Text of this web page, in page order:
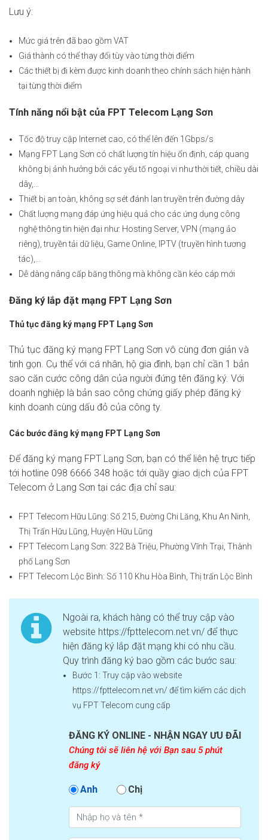
Lưu ý:
Mức giá trên đã bao gồm VAT
Giá thành có thể thay đổi tùy vào từng thời điểm
Các thiết bị đi kèm được kinh doanh theo chính sách hiện hành
tại từng thời điểm
Tính năng nổi bật của FPT Telecom Lạng Sơn
Tốc độ truy cập Internet cao, có thể lên đến 1Gbps/s
Mạng FPT Lạng Sơn có chất lượng tín hiệu ổn định, cáp quang
không bị ảnh hưởng bởi các yếu tố ngoại vi như thời tiết, chiều dài
dây,...
Thiết bị an toàn, không sợ sét đánh lan truyền trên đường dây
Chất lượng mạng đáp ứng hiệu quả cho các ứng dụng công
nghệ thông tin hiện đại như: Hosting Server, VPN (mạng ảo
riêng), truyền tải dữ liệu, Game Online, IPTV (truyền hình tương
tác),...
Dễ dàng nâng cấp băng thông mà không cần kéo cáp mới
Đăng ký lắp đặt mạng FPT Lạng Sơn
Thủ tục đăng ký mạng FPT Lạng Sơn
Thủ tục đăng ký mạng FPT Lạng Sơn vô cùng đơn giản và
tinh gọn. Cụ thể với cá nhân, hộ gia đình, bạn chỉ cần 1 bản
sao căn cước công dân của người đứng tên đăng ký. Với
doanh nghiệp là bản sao công chứng giấy phép đăng ký
kinh doanh cùng dấu đỏ của công ty.
Các bước đăng ký mạng FPT Lạng Sơn
Để đăng ký mạng FPT Lạng Sơn, bạn có thể liên hệ trực tiếp
tới hotline 098 6666 348 hoặc tới quầy giao dịch của FPT
Telecom ở Lạng Sơn tại các địa chỉ sau:
FPT Telecom Hữu Lũng: Số 215, Đường Chi Lăng, Khu An Ninh,
Thị Trấn Hữu Lũng, Huyện Hữu Lũng
FPT Telecom Lạng Sơn: 322 Bà Triệu, Phường Vĩnh Trại, Thành
phố Lạng Sơn
FPT Telecom Lộc Bình: Số 110 Khu Hòa Bình, Thị trấn Lộc Bình
Ngoài ra, khách hàng có thể truy cập vào
website https://fpttelecom.net.vn/ để thực
hiện đăng ký lắp đặt mạng khi có nhu cầu.
Quy trình đăng ký bao gồm các bước sau:
Bước 1: Truy cập vào website
https://fpttelecom.net.vn/ để tìm kiếm các dịch
vụ FPT Telecom cung cấp
ĐĂNG KÝ ONLINE - NHẬN NGAY ƯU ĐÃI
Chúng tôi sẽ liên hệ với Bạn sau 5 phút
đăng ký
Anh Chị